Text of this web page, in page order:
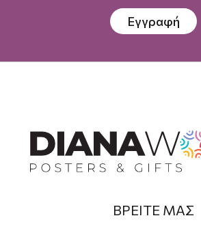
Εγγραφή
ΒΡΕΙΤΕ ΜΑΣ